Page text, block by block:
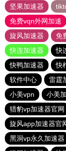
坚果加速器
免费vqn外网加速
旋风加速器
免
快连加速器
快
快鸭加速器
快
软件中心
雷霆
小美vpn
小美
猎豹vp加速器官网
旋风app加速器官
黑洞vp永久加速器